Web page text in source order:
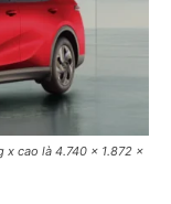
x cao là 4.740 x 1.872 x